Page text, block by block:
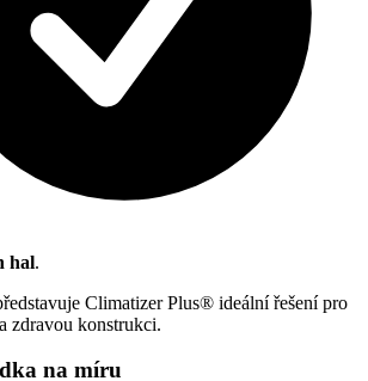
hal.
Climatizer Plus® ideální řešení pro
zdravou konstrukci.
na míru